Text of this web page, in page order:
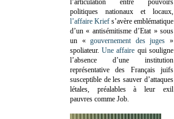
politiques nationaux et locaux,
l’affaire Krief s’avère emblématique
d’un « antisémitisme d’Etat » sous
un «gouvernement des juges »
spoliateur.Une affaire qui souligne
l’absence d’une institution
représentative des Français juifs
susceptible de les sauver d’attaques
létales, préalables à leur exil
pauvres comme Job.